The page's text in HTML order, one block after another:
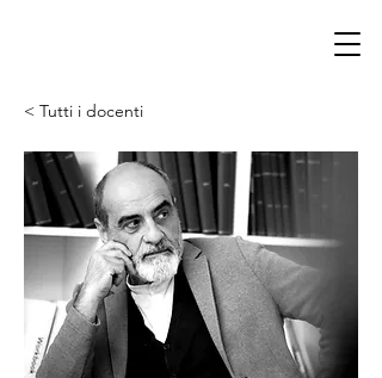
< Tutti i docenti